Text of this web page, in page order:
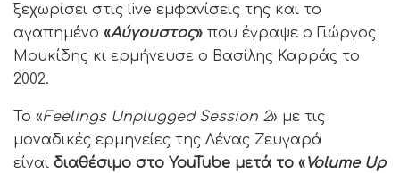
ξεχωρίσει στις live εμφανίσεις της και το
αγαπημένο «Αύγουστος» που έγραψε ο Γιώργος
Μουκίδης κι ερμήνευσε ο Βασίλης Καρράς το
2002.
Το «Feelings Unplugged Session 2» με τις
μοναδικές ερμηνείες της Λένας Ζευγαρά
είναι διαθέσιμο στο YouTube μετά το «Volume Up